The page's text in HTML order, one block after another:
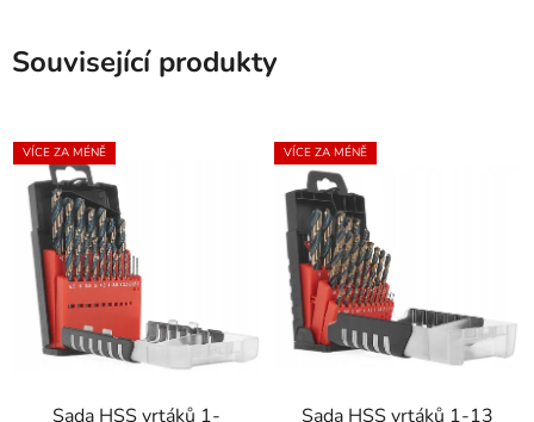
Související produkty
VÍCE ZA MÉNĚ
Sada HSS vrtáků 1-
VÍCE ZA MÉNĚ
Sada HSS vrtáků 1-13